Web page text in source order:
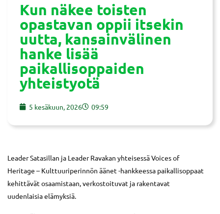
Kun näkee toisten
opastavan oppii itsekin
uutta, kansainvälinen
hanke lisää
paikallisoppaiden
yhteistyotä
5 kesäkuun, 2026 09:59
Leader Satasillan ja Leader Ravakan yhteisessä Voices of
Heritage – Kulttuuriperinnön äänet -hankkeessa paikallisoppaat
kehittävät osaamistaan, verkostoituvat ja rakentavat
uudenlaisia elämyksiä.